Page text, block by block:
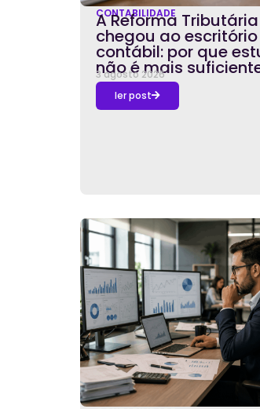
CONTABILIDADE
A Reforma
chegou ao escritório
contábil: por que
não é mais
3 agosto 2026
ler post